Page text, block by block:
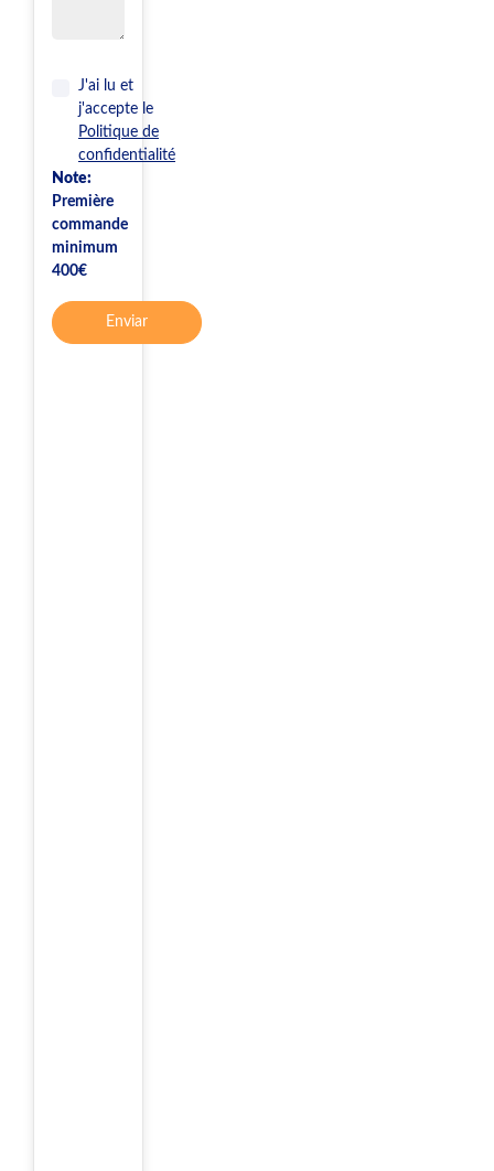
J'ai lu et
j'accepte le
Politique de
confidentialité
Note:
Première
commande
minimum
400€
Enviar